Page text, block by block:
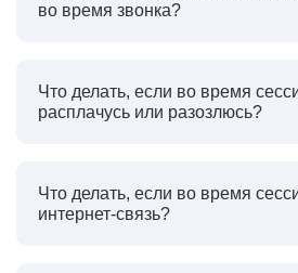
во время звонка?
Что делать, если во время
расплачусь или разозлюсь?
Что делать, если во время
интернет-связь?